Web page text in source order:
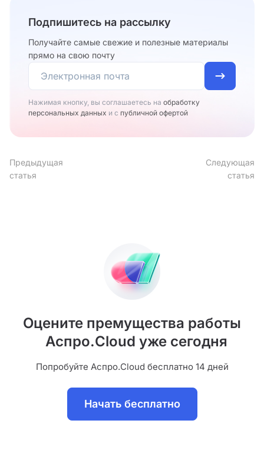
Подпишитесь на рассылку
Получайте самые свежие и полезные материалы
прямо на свою почту
Нажимая кнопку, вы соглашаетесь на обработку
персональных данных и с публичной офертой
Предыдущая
статья
Следующая
статья
Оцените премущества работы
Аспро.Cloud уже сегодня
Попробуйте Аспро.Cloud бесплатно 14 дней
Начать бесплатно